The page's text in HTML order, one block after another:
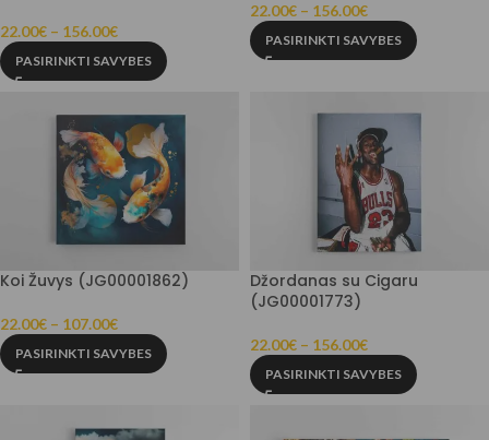
22.00€ – 156.00€
PASIRINKTI SAVYBES
22.00€ – 156.00€
PASIRINKTI SAVYBES
Koi Žuvys (JG00001862)
22.00€ – 107.00€
PASIRINKTI SAVYBES
Džordanas su Cigaru
(JG00001773)
22.00€ – 156.00€
PASIRINKTI SAVYBES